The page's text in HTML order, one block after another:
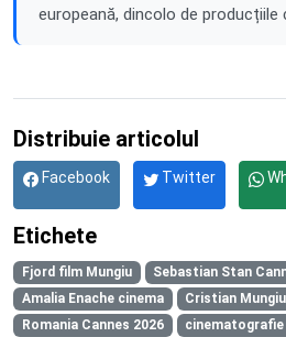
europeană, dincolo de producțiile
Distribuie articolul
Facebook Twitter
Etichete
Fjord film Mungiu
Sebastian Stan
Amalia Enache cinema
Cristian
Romania Cannes 2026
cinematografie